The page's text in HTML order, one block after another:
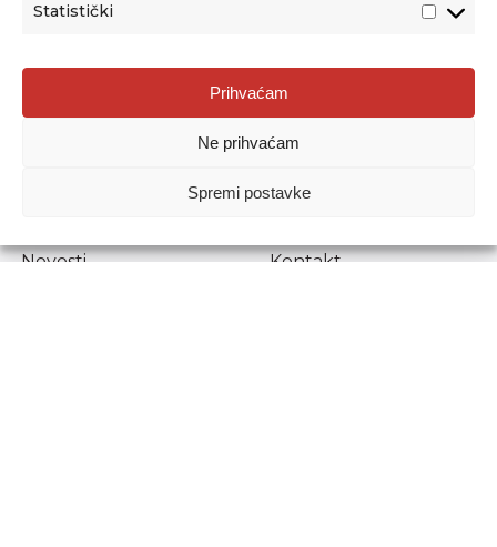
Statistički
Prihvaćam
Ne prihvaćam
Spremi postavke
Agencija za odgoj i obrazovanje
Donje Svetice 38, 10000 Zagreb
1778129
Prenošenje sadržaja dopušteno je uz navođenje izvora.
Novosti
Kontakt